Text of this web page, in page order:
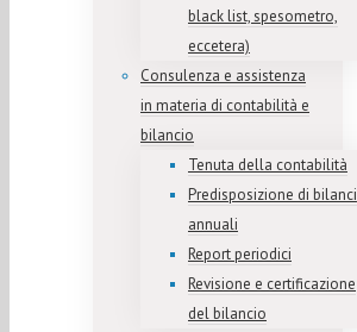
black list, spesometro,
eccetera)
Consulenza e assistenza
in materia di contabilità e
bilancio
Tenuta della contabilità
Predisposizione di bilanci
annuali
Report periodici
Revisione e certificazione
del bilancio